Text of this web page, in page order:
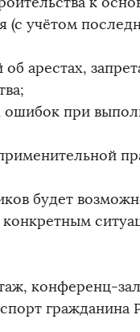
(с учётом
арестах,
ошибок при
будет
конференц-зал
гражданина